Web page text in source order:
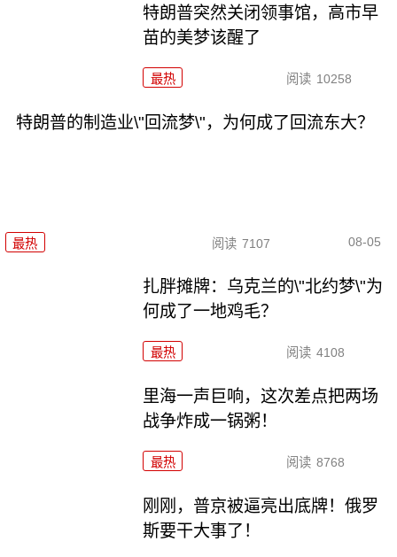
特朗普突然关闭领事馆，高市早
苗的美梦该醒了
最热 阅读 10258
特朗普的制造业\"回流梦\"，为何成了回流东大？
最热 阅读 7107 08-05
扎胖摊牌：乌克兰的\"北约梦\"为
何成了一地鸡毛？
最热 阅读 4108
里海一声巨响，这次差点把两场
战争炸成一锅粥！
最热 阅读 8768
刚刚，普京被逼亮出底牌！俄罗
斯要干大事了！